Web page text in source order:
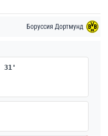
Боруссия Дортмунд
31'